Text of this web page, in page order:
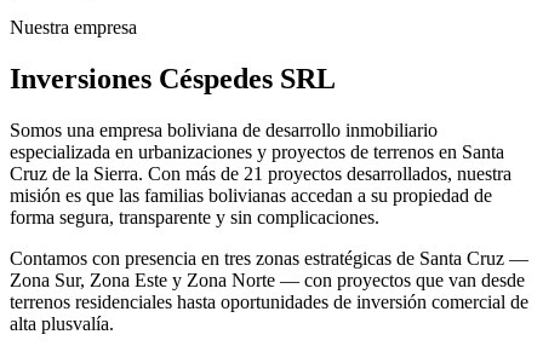
Nuestra empresa
Inversiones Céspedes SRL
Somos una empresa boliviana de desarrollo inmobiliario
especializada en urbanizaciones y proyectos de terrenos en Santa
Cruz de la Sierra. Con más de 21 proyectos desarrollados, nuestra
misión es que las familias bolivianas accedan a su propiedad de
forma segura, transparente y sin complicaciones.
Contamos con presencia en tres zonas estratégicas de Santa Cruz —
Zona Sur, Zona Este y Zona Norte — con proyectos que van desde
terrenos residenciales hasta oportunidades de inversión comercial de
alta plusvalía.